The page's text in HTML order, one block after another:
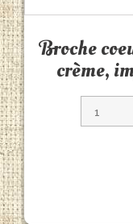
Broche
crème,